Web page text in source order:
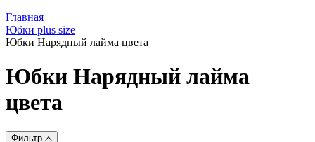
Главная
Юбки plus size
Юбки Нарядный лайма цвета
Юбки Нарядный лайма
цвета
Фильтр